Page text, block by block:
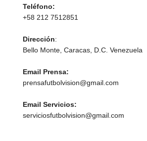
Teléfono:
+58 212 7512851
Dirección:
Bello Monte, Caracas, D.C. Venezuela
Email Prensa:
prensafutbolvision@gmail.com
Email Servicios:
serviciosfutbolvision@gmail.com